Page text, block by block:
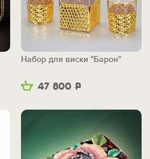
47 800 Р
Набор для виски "Барон"